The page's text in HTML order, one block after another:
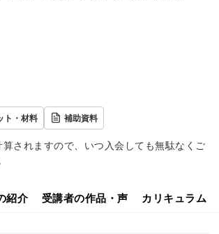
ト・材料 補助資料
されますので、いつ入会しても無駄なくご
紹介 受講者の作品・声 カリキュラム